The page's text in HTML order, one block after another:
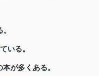
いる。
が多くある。